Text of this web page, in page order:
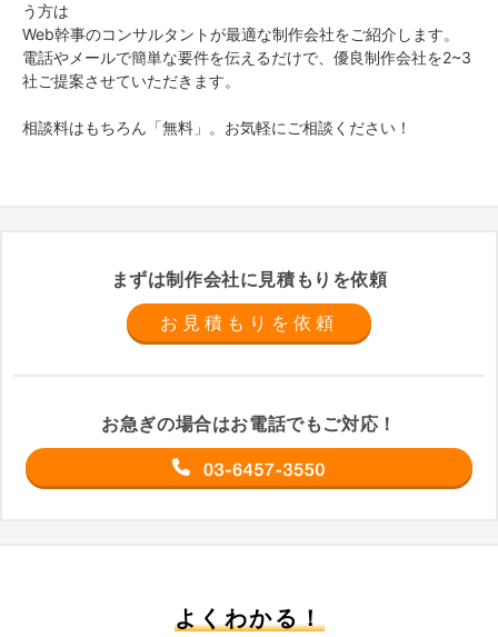
う方は
Web幹事のコンサルタントが最適な制作会社をご紹介します。
電話やメールで簡単な要件を伝えるだけで、優良制作会社を2~3
社ご提案させていただきます。
相談料はもちろん「無料」。お気軽にご相談ください！
まずは制作会社に見積もりを依頼
お見積もりを依頼
お急ぎの場合はお電話でもご対応！
よくわかる！